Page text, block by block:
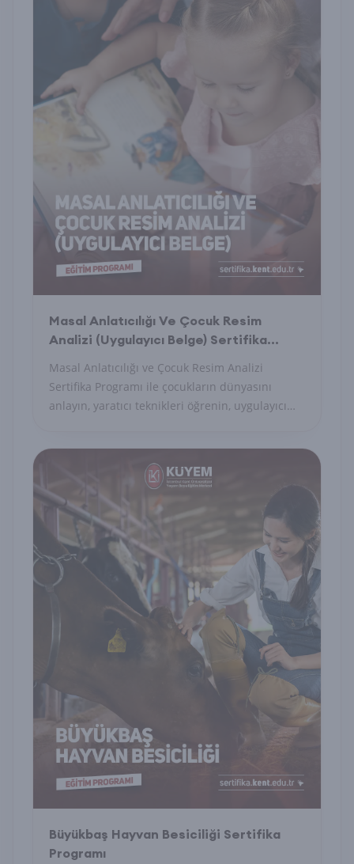
Masal Anlatıcılığı Ve Çocuk Resim
Analizi (Uygulayıcı Belge) Sertifika
Masal Anlatıcılığı ve Çocuk Resim Analizi
Sertifika Programı ile çocukların dünyasını
anlayın, yaratıcı teknikleri öğrenin, uygulayıcı
Büyükbaş Hayvan Besiciliği Sertifika
Programı